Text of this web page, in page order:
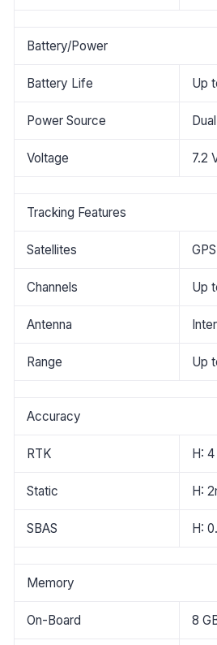
Battery/Power
Battery Life Up
Power Source
Voltage 7.2
Tracking Features
Satellites
Channels Up
Antenna
Range Up
Accuracy
RTK H:
Static H:
SBAS H:
Memory
On-Board 8